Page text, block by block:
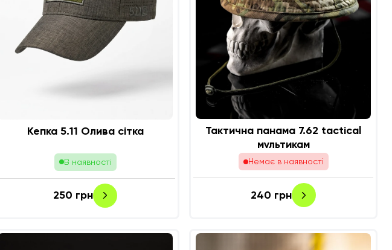
Кепка 5.11 Олива сітка
В наявності
250 грн
Тактична панама 7.62 tactical
мультикам
Немає в наявності
240 грн